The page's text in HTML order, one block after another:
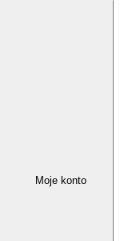
Moje konto